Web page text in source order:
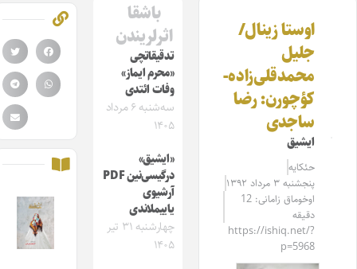
اوستا زینال/
جلیل
محمدقلی‌زاده-
کؤچورن: رضا
ساجدی
ایشیق
حئکایه
پنجشنبه ۳ مرداد ۱۳۹۲
اوخوماق زامانی: 12
دقیقه
https://ishiq.net/?
p=5968
باشقا
اثرلریندن
تدقیقاتچی
«محرم ایماز»
وفات ائتدی
سه‌شنبه ۶ مرداد
۱۴۰۵
«ایشیق»
درگیسی‌نین PDF
آرشیوی
یاییملاندی
چهارشنبه ۳۱ تیر
۱۴۰۵